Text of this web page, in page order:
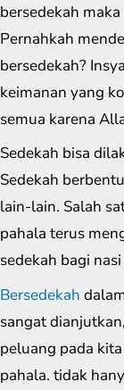
bersedekah
Pernahkah
bersedekah?
keimanan yang
semua karena
Sedekah bisa
Sedekah
lain-lain. Salah
pahala terus
sedekah bagi
Bersedekah
sangat
peluang pada
pahala. tidak